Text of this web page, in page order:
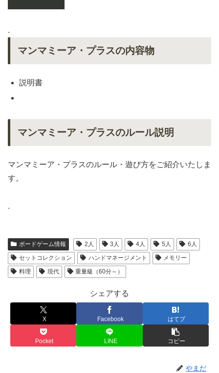
.
マンマミーア・プラスの内容物
説明書
マンマミーア・プラスのルール説明
マンマミーア・プラスのルール・遊び方をご紹介いたしま
す。
.
ボードゲーム情報 2人 3人 4人 5人
6人
セットコレクション
ハンドマネージメント
メモリー
料理
現代 重量級（60分～）
シェアする
X Facebook はてブ
Pocket LINE コピー
やまだ